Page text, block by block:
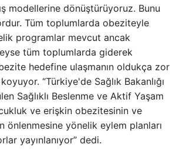
modellerine dönüştürüyoruz. Bunu
Tüm toplumlarda obeziteyle
programlar mevcut ancak
tüm toplumlarda giderek
hedefine ulaşmanın oldukça zor
“Türkiye'de Sağlık Bakanlığı
Sağlıklı Beslenme ve Aktif Yaşam
ve erişkin obezitesinin ve
önlenmesine yönelik eylem planları
yayınlanıyor” dedi.